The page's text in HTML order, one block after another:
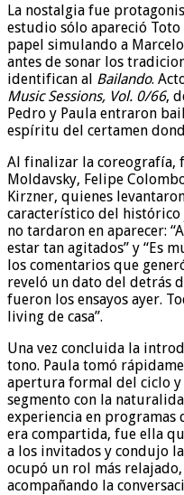
La nostalgia fue
estudio sólo apareció
papel simulando a Marcelo
antes de sonar los
identifican al Bailando.
Music Sessions, Vol. 0/66,
Pedro y Paula entraron
espíritu del certamen
Al finalizar la coreografía,
Moldavsky, Felipe
Kirzner, quienes
característico del
no tardaron en aparecer:
estar tan agitados” y “Es
los comentarios que
reveló un dato del detrás
fueron los ensayos ayer.
living de casa”.
Una vez concluida la
tono. Paula tomó
apertura formal del ciclo y
segmento con la
experiencia en programas
era compartida, fue ella
a los invitados y condujo
ocupó un rol más
acompañando la